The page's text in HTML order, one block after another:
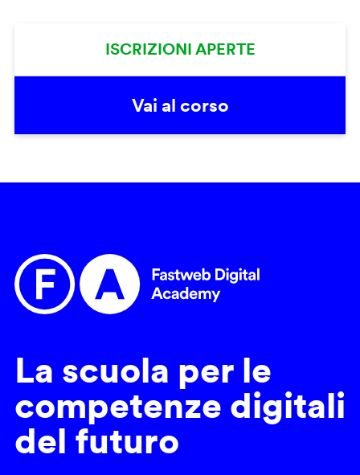
ISCRIZIONI APERTE
Vai al corso
La scuola per le
competenze digitali
del futuro